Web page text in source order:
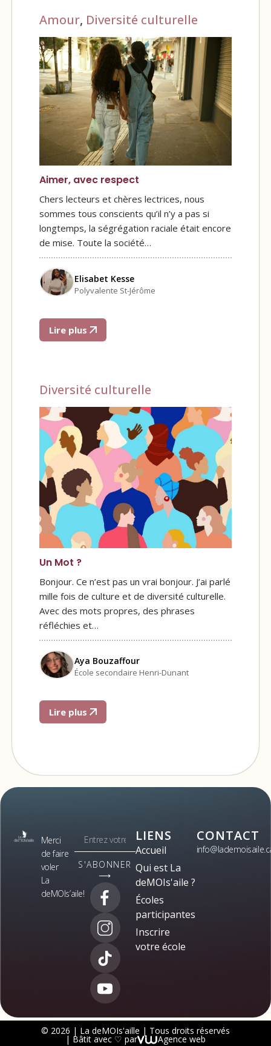
Amour, Diversité culturelle
Aimer, avec respect
Chers lecteurs et chères lectrices, nous
sommes tous conscients qu’il n’y a pas si
longtemps, la ségrégation raciale était encore
de mise. Toute la société…
Elisabet Kesse
Polyvalente St-Jérôme
Lire plus
Diversité culturelle
Un Mot ?
Bonjour. Ce n’est pas un vrai bonjour. J’ai parlé
mille fois de culture et de diversité culturelle.
Avec des mots propres, des phrases
réfléchies et…
Aya Bouzaffour
École secondaire Henri-Dunant
Lire plus
Merci
de faire
voler
La
deMOIs’aile!
S'ABONNER
⟶
LIENS
Accueil
Qui est La
deMOIs'aile ?
Écoles
participantes
Inscrire
votre école
CONTACT
© 2026 | La deMOIs'aille | Tous droits réservés
| Bâtit avec ♡ par Agence web